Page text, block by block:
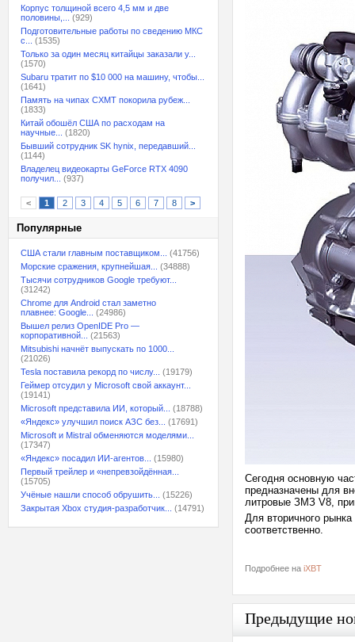
Корпус толщиной всего 4,5 мм и две
половины,...
(929)
Подготовительные работы по сведению МКС
с...
(1535)
Только за один месяц китайцы заказали у...
(1570)
Subaru тратит по $10 000 на машину, чтобы...
(1641)
Память на чипах CXMT покорила рубеж...
(1833)
Китай обошёл США по расходам на
научные...
(1820)
Бывший сотрудник SK hynix, передавший...
(1144)
Владелец видеокарты GeForce RTX 4090
получил...
(937)
< 1 2 3 4 5 6 7 8 >
Популярные
США стали главным поставщиком...
(41756)
Морские сражения, крупнейшая...
(34888)
Тысячи сотрудников Google требуют...
(31242)
Chrome для Android стал заметно
плавнее: Google...
(24986)
Вышел релиз OpenIDE Pro —
корпоративной...
(21563)
Mitsubishi начнёт выпускать по 1000...
(21026)
Tesla поставила рекорд по числу...
(19179)
Геймер отсудил у Microsoft свой аккаунт...
(19141)
Microsoft представила ИИ, который...
(18788)
«Яндекс» улучшил поиск АЗС без...
(17691)
Microsoft и Mistral обменяются моделями...
(17347)
«Яндекс» посадил ИИ-агентов...
(15980)
Первый трейлер и «непревзойдённая...
(15705)
Учёные нашли способ обрушить...
(15226)
Закрытая Xbox студия-разработчик...
(14791)
Сегодня основную
предназначены для
литровые ЗМЗ V8,
Для вторичного
соответственно.
Подробнее на iXBT
Предыдущие